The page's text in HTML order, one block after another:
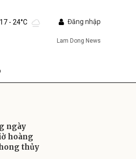
- 24°C Đăng nhập
Lam Dong News
ngày
hoàng
thủy